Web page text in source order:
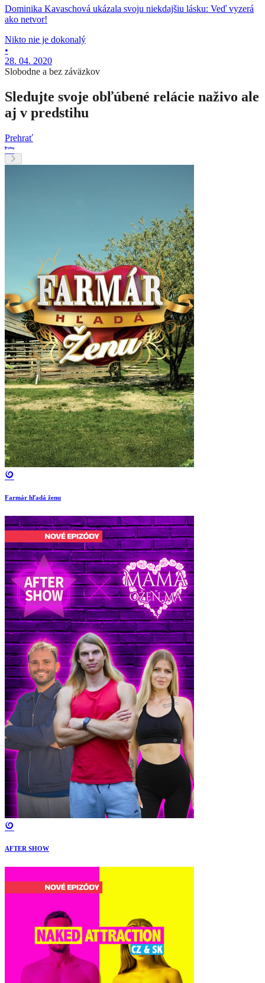
Dominika Kavaschová ukázala svoju niekdajšiu lásku: Veď vyzerá
ako netvor!
Nikto nie je dokonalý
•
28. 04. 2020
Slobodne a bez záväzkov
Sledujte svoje obľúbené relácie naživo ale
aj v predstihu
Prehrať
Farmár hľadá ženu
AFTER SHOW